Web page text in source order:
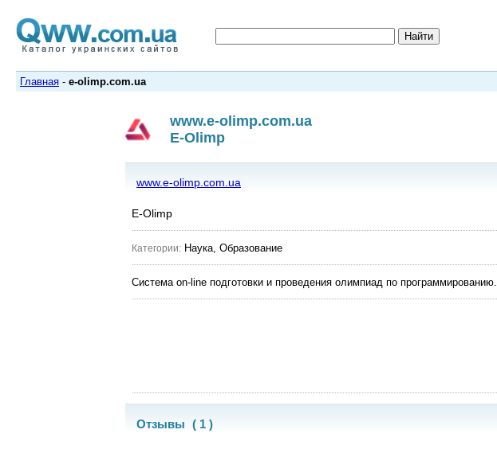
Главная - e-olimp.com.ua
www.e-olimp.com.ua
E-Olimp
www.e-olimp.com.ua
E-Olimp
Категории: Наука, Образование
Система on-line подготовки и проведения олимпиад по программированию.
Отзывы ( 1 )